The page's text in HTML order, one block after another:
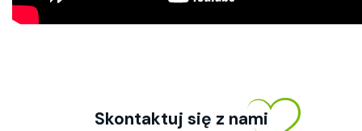
Skontaktuj się z nami